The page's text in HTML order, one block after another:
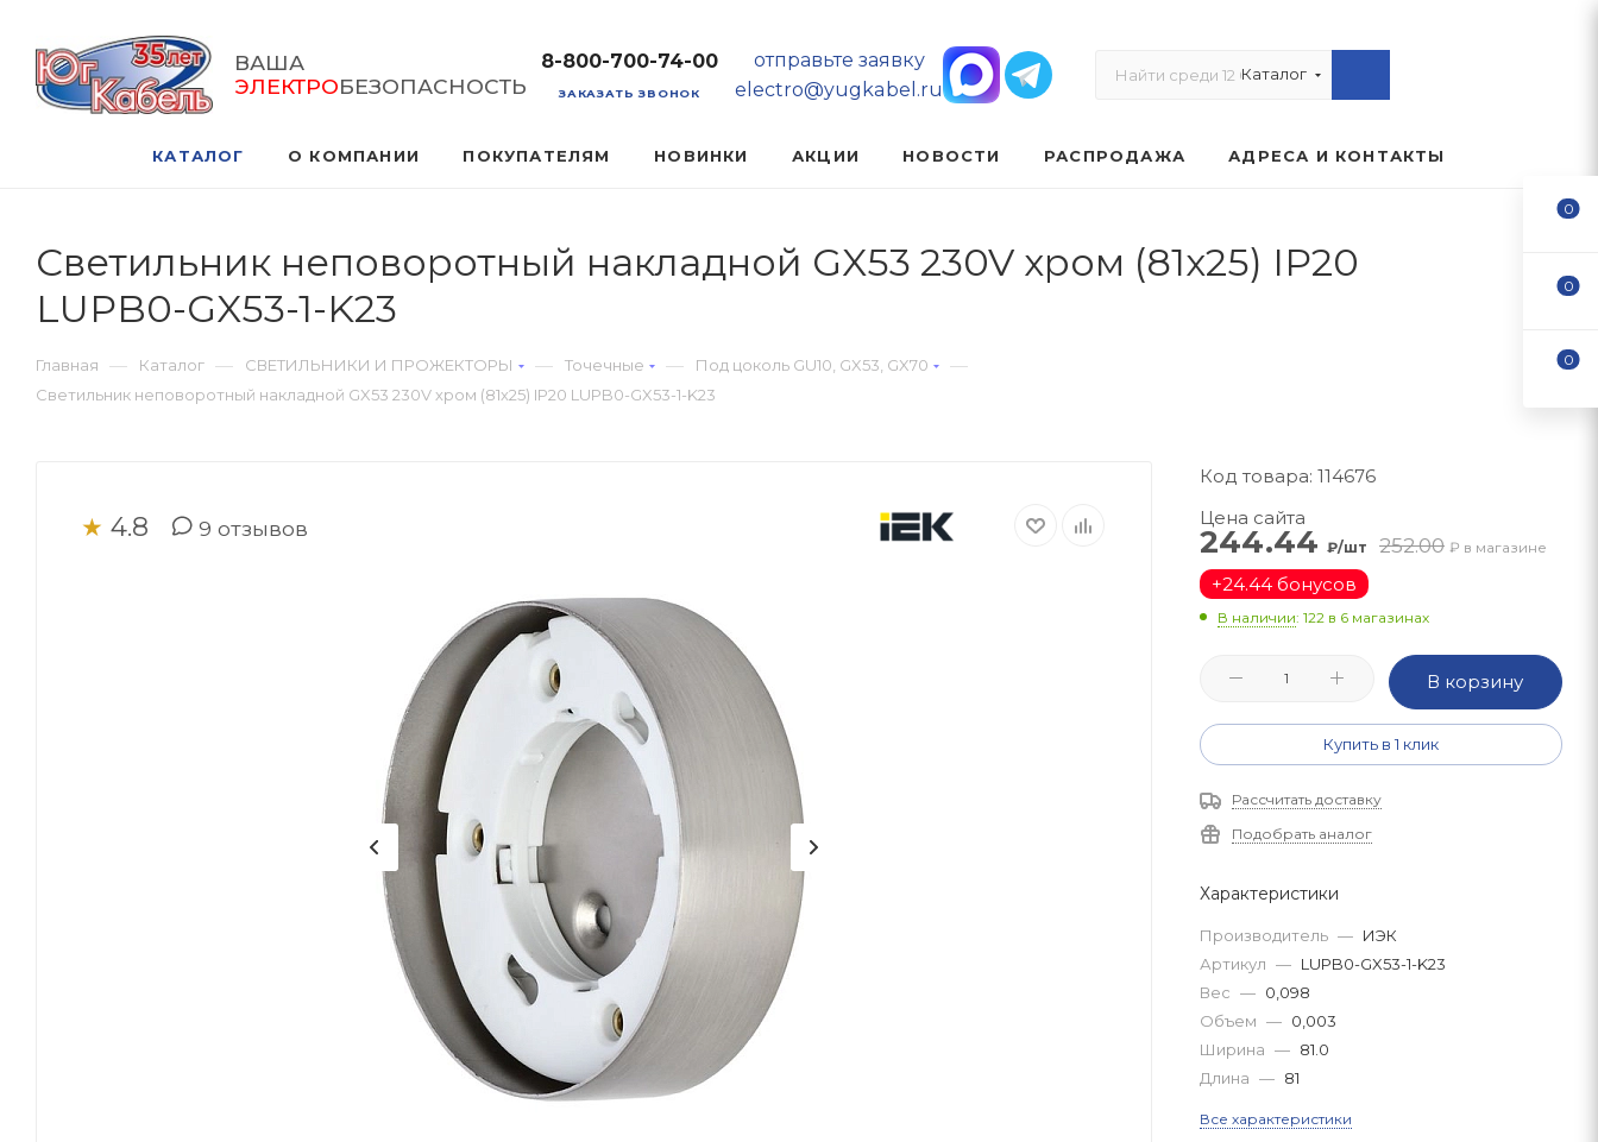
ВАША
ЭЛЕКТРОБЕЗОПАСНОСТЬ
8-800-700-74-00
ЗАКАЗАТЬ ЗВОНОК
отправьте заявку
electro@yugkabel.ru
Каталог
КАТАЛОГ О КОМПАНИИ ПОКУПАТЕЛЯМ НОВИНКИ АКЦИИ НОВОСТИ РАСПРОДАЖА АДРЕСА И КОНТАКТЫ
Светильник неповоротный накладной GX53 230V хром (81х25) IP20
LUPB0-GX53-1-K23
Главная — Каталог — СВЕТИЛЬНИКИ И ПРОЖЕКТОРЫ — Точечные — Под цоколь GU10, GX53, GX70 —
Светильник неповоротный накладной GX53 230V хром (81х25) IP20 LUPB0-GX53-1-K23
★ 4.8 9 отзывов
Код товара: 114676
Цена сайта
244.44 ₽/шт 252.00 ₽ в магазине
+24.44 бонусов
В наличии: 122 в 6 магазинах
В корзину
Купить в 1 клик
Рассчитать доставку
Подобрать аналог
Характеристики
Производитель — ИЭК
Артикул — LUPB0-GX53-1-K23
Вес — 0,098
Объем — 0,003
Ширина — 81.0
Длина — 81
Все характеристики
0
0
0